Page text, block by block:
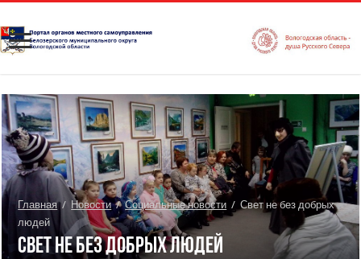
Главная / Новости / Социальные новости / Свет не без добрых
людей
Свет не без добрых людей